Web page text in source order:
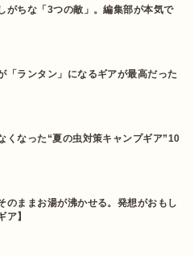
がちな「3つの敵」。編集部が本気で
「ランタン」になるギアが最高だった
くなった“夏の虫対策キャンプギア”10
のままお湯が沸かせる。発想がおもし
ア】